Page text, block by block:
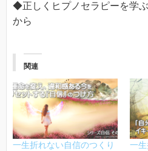
◆正しくヒプノセラピーを学
から
関連
一生折れない自信のつくり
一